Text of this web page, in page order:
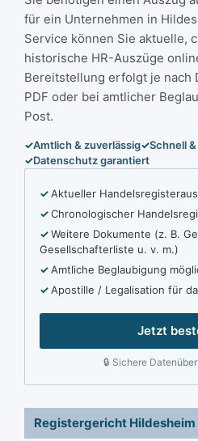
für ein Unternehmen in
Service können Sie aktuelle,
historische HR-Auszüge
Bereitstellung erfolgt je nach
PDF oder bei amtlicher
Post.
Amtlich & zuverlässig
Schnell
Datenschutz garantiert
Aktueller
Chronologischer
Weitere Dokumente (z. B.
Gesellschafterliste u. v. m.)
Amtliche Beglaubigung
Apostille / Legalisation für
Jetzt
Sichere
Registergericht Hildesheim